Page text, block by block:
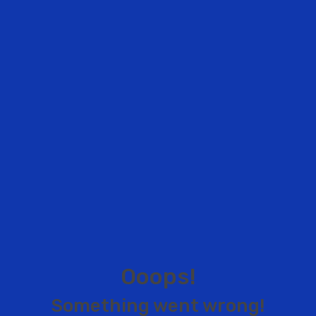
Ooops!
Something went wrong!